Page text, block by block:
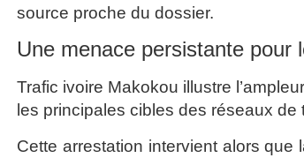
source proche du dossier.
Une menace persistante pour
Trafic ivoire Makokou illustre
les principales cibles des réseaux de
Cette arrestation intervient alors